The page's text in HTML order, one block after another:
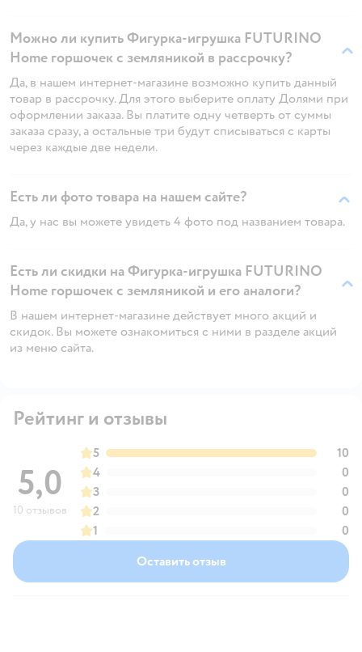
Можно ли купить Фигурка-игрушка FUTURINO
Home горшочек с земляникой в рассрочку?
Да, в нашем интернет-магазине возможно купить данный
товар в рассрочку. Для этого выберите оплату Долями при
оформлении заказа. Вы платите одну четверть от суммы
заказа сразу, а остальные три будут списываться с карты
через каждые две недели.
Есть ли фото товара на нашем сайте?
Да, у нас вы можете увидеть 4 фото под названием товара.
Есть ли скидки на Фигурка-игрушка FUTURINO
Home горшочек с земляникой и его аналоги?
В нашем интернет-магазине действует много акций и
скидок. Вы можете ознакомиться с ними в разделе акций
из меню сайта.
Рейтинг и отзывы
5,0
10 отзывов
5
10
4
0
3
0
2
0
1
0
Оставить отзыв